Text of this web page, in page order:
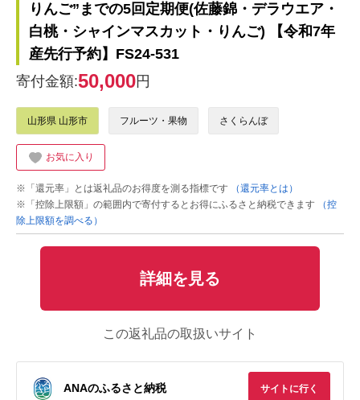
りんご”までの5回定期便(佐藤錦・デラウエア・
白桃・シャインマスカット・りんご) 【令和7年
産先行予約】FS24-531
寄付金額:50,000円
山形県 山形市 フルーツ・果物 さくらんぼ
お気に入り
※「還元率」とは返礼品のお得度を測る指標です
（還元率とは）
※「控除上限額」の範囲内で寄付するとお得にふるさと納税できます
（控
除上限額を調べる）
詳細を見る
この返礼品の取扱いサイト
ANAのふるさと納税 サイトに行く